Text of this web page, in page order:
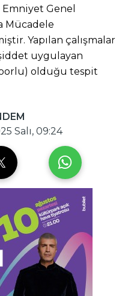
Genel
Mücadele
Yapılan çalışmalar
uygulayan
olduğu tespit
Salı, 09:24